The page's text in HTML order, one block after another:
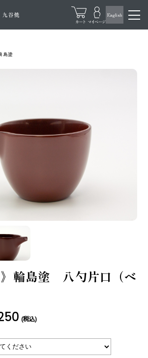
島塗
》輪島塗 八勺片口（ベ
(税込)